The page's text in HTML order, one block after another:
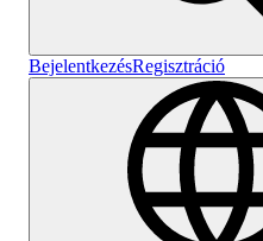
BejelentkezésRegisztráció